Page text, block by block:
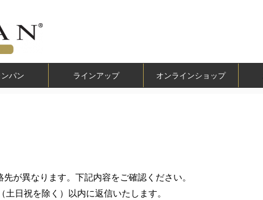
パン ラインアップ オンラインショップ
が異なります。下記内容をご確認ください。
日祝を除く）以内に返信いたします。